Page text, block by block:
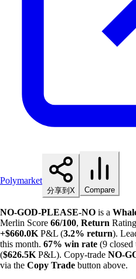
Polymarket
分享到X Compare
NO-GOD-PLEASE-NO is a
Merlin Score 66/100, Return Rating
+$660.0K P&L (3.2% return).
this month. 67% win rate (9 closed
($626.5K P&L). Copy-trade NO-
via the Copy Trade button above.